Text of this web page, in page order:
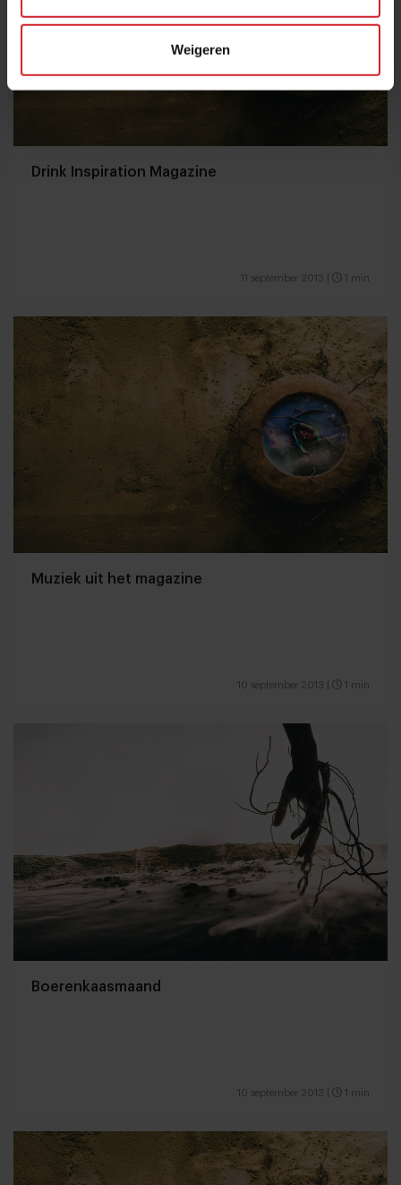
Weigeren
Drink Inspiration Magazine
11 september 2013 1 min
Muziek uit het magazine
10 september 2013 1 min
Boerenkaasmaand
10 september 2013 1 min